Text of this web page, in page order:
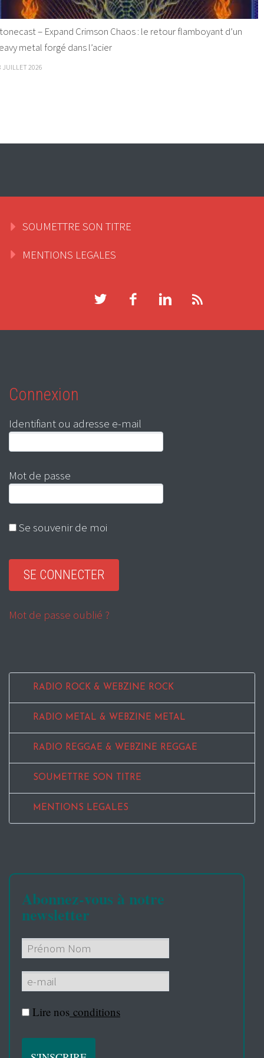
– Expand Crimson Chaos : le retour flamboyant d’un
metal forgé dans l’acier
JUILLET 2026
SOUMETTRE SON TITRE
MENTIONS LEGALES
Connexion
Identifiant ou adresse e-mail
Mot de passe
Se souvenir de moi
Mot de passe oublié ?
RADIO ROCK & WEBZINE ROCK
RADIO METAL & WEBZINE METAL
RADIO REGGAE & WEBZINE REGGAE
SOUMETTRE SON TITRE
MENTIONS LEGALES
Abonnez-vous à notre
newsletter
Lire nos conditions